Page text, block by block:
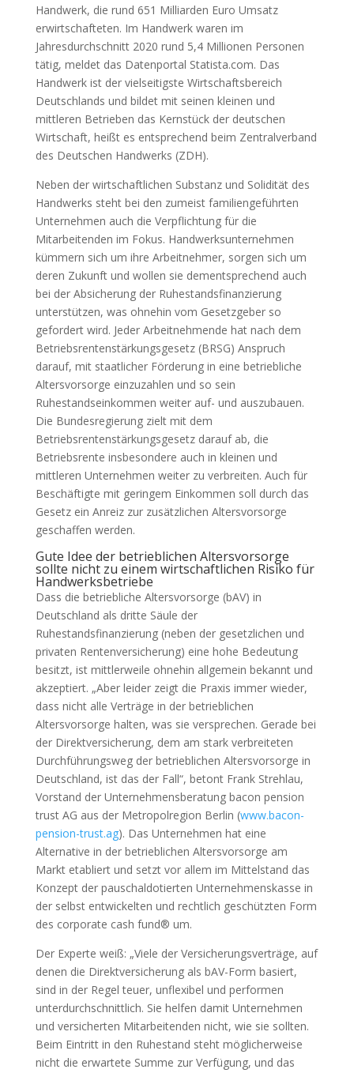
Handwerk, die rund 651 Milliarden Euro Umsatz
erwirtschafteten. Im Handwerk waren im
Jahresdurchschnitt 2020 rund 5,4 Millionen Personen
tätig, meldet das Datenportal Statista.com. Das
Handwerk ist der vielseitigste Wirtschaftsbereich
Deutschlands und bildet mit seinen kleinen und
mittleren Betrieben das Kernstück der deutschen
Wirtschaft, heißt es entsprechend beim Zentralverband
des Deutschen Handwerks (ZDH).
Neben der wirtschaftlichen Substanz und Solidität des
Handwerks steht bei den zumeist familiengeführten
Unternehmen auch die Verpflichtung für die
Mitarbeitenden im Fokus. Handwerksunternehmen
kümmern sich um ihre Arbeitnehmer, sorgen sich um
deren Zukunft und wollen sie dementsprechend auch
bei der Absicherung der Ruhestandsfinanzierung
unterstützen, was ohnehin vom Gesetzgeber so
gefordert wird. Jeder Arbeitnehmende hat nach dem
Betriebsrentenstärkungsgesetz (BRSG) Anspruch
darauf, mit staatlicher Förderung in eine betriebliche
Altersvorsorge einzuzahlen und so sein
Ruhestandseinkommen weiter auf- und auszubauen.
Die Bundesregierung zielt mit dem
Betriebsrentenstärkungsgesetz darauf ab, die
Betriebsrente insbesondere auch in kleinen und
mittleren Unternehmen weiter zu verbreiten. Auch für
Beschäftigte mit geringem Einkommen soll durch das
Gesetz ein Anreiz zur zusätzlichen Altersvorsorge
geschaffen werden.
Gute Idee der betrieblichen Altersvorsorge
sollte nicht zu einem wirtschaftlichen Risiko für
Handwerksbetriebe
Dass die betriebliche Altersvorsorge (bAV) in
Deutschland als dritte Säule der
Ruhestandsfinanzierung (neben der gesetzlichen und
privaten Rentenversicherung) eine hohe Bedeutung
besitzt, ist mittlerweile ohnehin allgemein bekannt und
akzeptiert. „Aber leider zeigt die Praxis immer wieder,
dass nicht alle Verträge in der betrieblichen
Altersvorsorge halten, was sie versprechen. Gerade bei
der Direktversicherung, dem am stark verbreiteten
Durchführungsweg der betrieblichen Altersvorsorge in
Deutschland, ist das der Fall“, betont Frank Strehlau,
Vorstand der Unternehmensberatung bacon pension
trust AG aus der Metropolregion Berlin (www.bacon-
pension-trust.ag). Das Unternehmen hat eine
Alternative in der betrieblichen Altersvorsorge am
Markt etabliert und setzt vor allem im Mittelstand das
Konzept der pauschaldotierten Unternehmenskasse in
der selbst entwickelten und rechtlich geschützten Form
des corporate cash fund® um.
Der Experte weiß: „Viele der Versicherungsverträge, auf
denen die Direktversicherung als bAV-Form basiert,
sind in der Regel teuer, unflexibel und performen
unterdurchschnittlich. Sie helfen damit Unternehmen
und versicherten Mitarbeitenden nicht, wie sie sollten.
Beim Eintritt in den Ruhestand steht möglicherweise
nicht die erwartete Summe zur Verfügung, und das